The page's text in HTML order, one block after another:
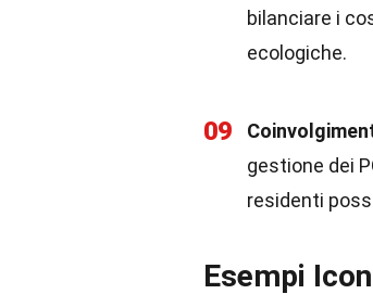
bilanciare i
ecologiche.
09
gestione dei
residenti
Esempi